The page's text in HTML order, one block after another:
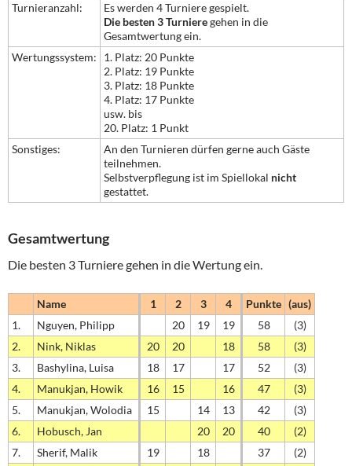
Turnieranzahl:
Es werden 4 Turniere gespielt.
Die besten 3 Turnieregehen in die
Gesamtwertung ein.
Wertungssystem:
1. Platz: 20 Punkte
2. Platz: 19 Punkte
3. Platz: 18 Punkte
4. Platz: 17 Punkte
usw. bis
20. Platz: 1 Punkt
Sonstiges:
An den Turnieren dürfen gerne auch Gäste
teilnehmen.
Selbstverpflegung ist im Spiellokal nicht
gestattet.
Gesamtwertung
Die besten 3 Turniere gehen in die Wertung ein.
Name 1 2 3 4 Punkte (aus)
1.
Nguyen, Philipp 20 19 19 58
(3)
2.
Nink, Niklas 20 20 18 58
(3)
3.
Bashylina, Luisa 18 17 17 52
(3)
4.
Manukjan, Howik 16 15 16 47
(3)
5.
Manukjan, Wolodia 15 14 13 42
(3)
6.
Hobusch, Jan 20 20 40
(2)
7.
Sherif, Malik 19 18 37
(2)